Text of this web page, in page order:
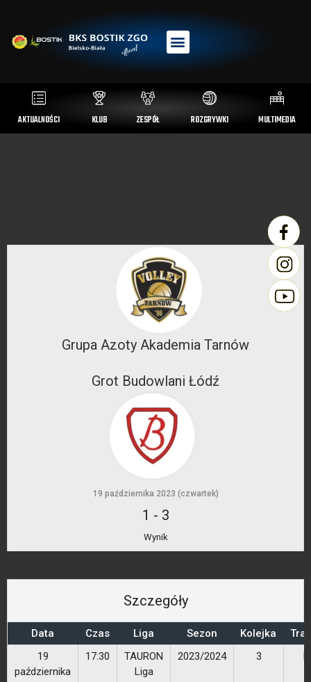
AKTUALNOŚCI KLUB ZESPÓŁ ROZGRYWKI MULTIMEDIA
Grupa Azoty Akademia Tarnów
Grot Budowlani Łódź
19 października 2023 (czwartek)
1 - 3
Wynik
Szczegóły
Data Czas Liga Sezon Kolejka
19
października
17:30
TAURON
Liga
2023/2024 3